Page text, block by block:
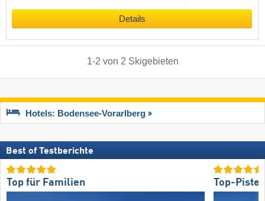
Details
1-2 von 2 Skigebieten
Hotels: Bodensee-Vorarlberg
Best of Testberichte
Top für Familien Top-